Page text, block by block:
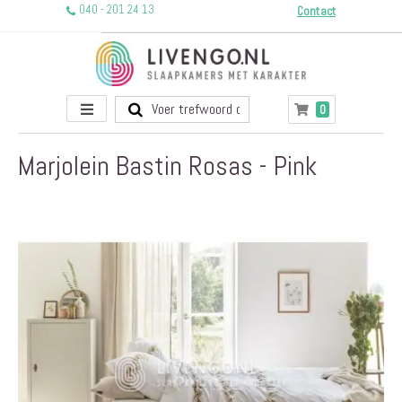
040 - 201 24 13 Contact
Toggle
Nav
Winkelwagen
0producten
Marjolein Bastin Rosas - Pink
afbeeldingen-